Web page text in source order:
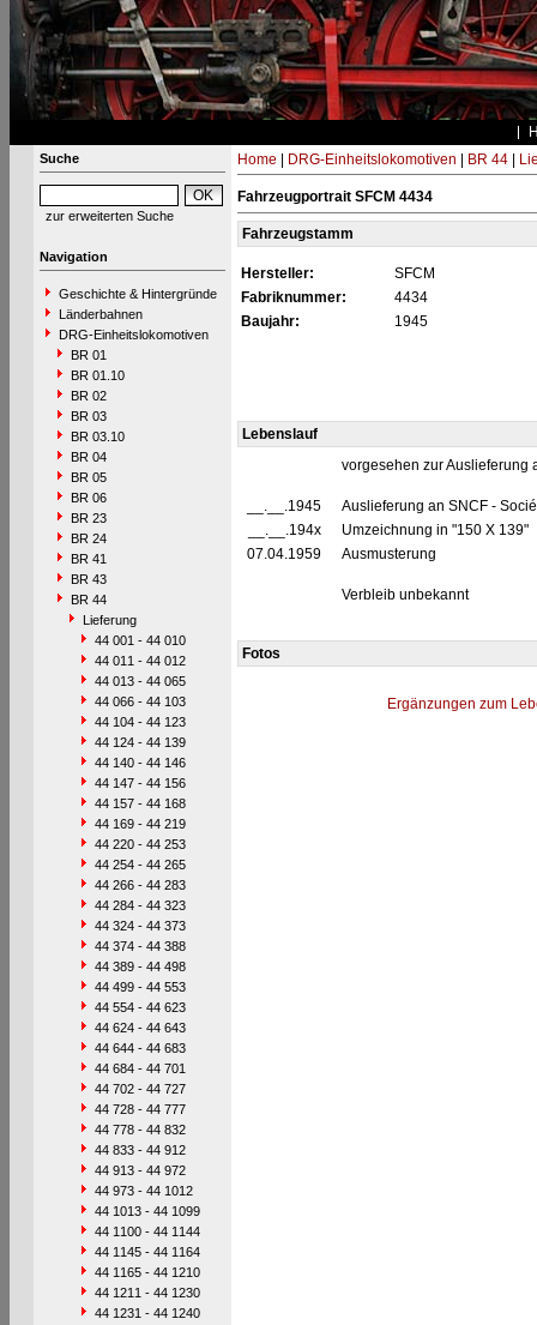
Suche
zur erweiterten Suche
Navigation
Geschichte & Hintergründe
Länderbahnen
DRG-Einheitslokomotiven
BR 01
BR 01.10
BR 02
BR 03
BR 03.10
BR 04
BR 05
BR 06
BR 23
BR 24
BR 41
BR 43
BR 44
Lieferung
44 001 - 44 010
44 011 - 44 012
44 013 - 44 065
44 066 - 44 103
44 104 - 44 123
44 124 - 44 139
44 140 - 44 146
44 147 - 44 156
44 157 - 44 168
44 169 - 44 219
44 220 - 44 253
44 254 - 44 265
44 266 - 44 283
44 284 - 44 323
44 324 - 44 373
44 374 - 44 388
44 389 - 44 498
44 499 - 44 553
44 554 - 44 623
44 624 - 44 643
44 644 - 44 683
44 684 - 44 701
44 702 - 44 727
44 728 - 44 777
44 778 - 44 832
44 833 - 44 912
44 913 - 44 972
44 973 - 44 1012
44 1013 - 44 1099
44 1100 - 44 1144
44 1145 - 44 1164
44 1165 - 44 1210
44 1211 - 44 1230
44 1231 - 44 1240
Home DRG-Einheitslokomotiven BR 44|
Fahrzeugportrait SFCM 4434
Fahrzeugstamm
Hersteller:
SFCM
Fabriknummer:
4434
Baujahr:
1945
Lebenslauf
vorgesehen zur Auslieferung
__.__.1945
Auslieferung an SNCF -
__.__.194x
Umzeichnung in "150 X 139"
07.04.1959
Ausmusterung
Verbleib unbekannt
Fotos
Ergänzungen zum